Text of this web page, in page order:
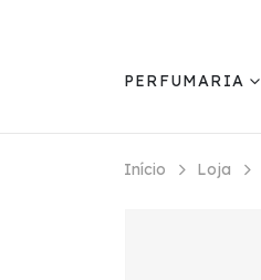
PERFUMARIA
Início Loja